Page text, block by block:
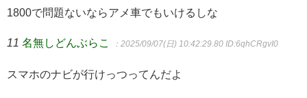
1800で問題ないならアメ車でもいけるしな
11 名無しどんぶらこ ：2025/09/07(日) 10:42:29.80 ID:6qhCRgvI0
スマホのナビが行けっつってんだよ